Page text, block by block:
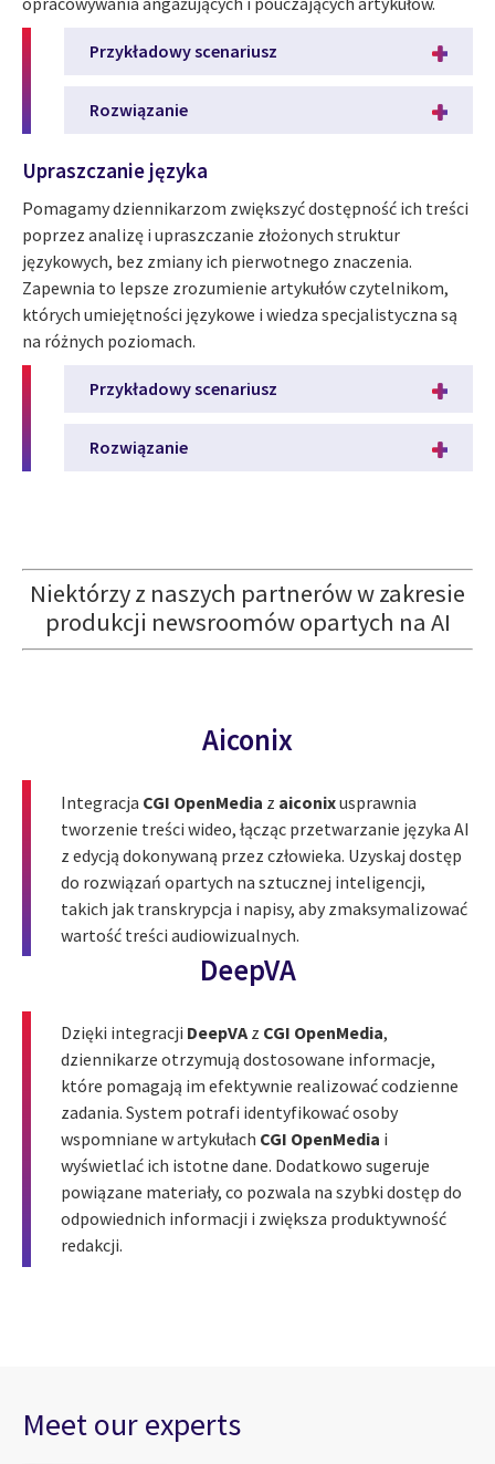
Przykładowy scenariusz
Rozwiązanie
Upraszczanie języka
Pomagamy dziennikarzom zwiększyć dostępność ich treści
poprzez analizę i upraszczanie złożonych struktur
językowych, bez zmiany ich pierwotnego znaczenia.
Zapewnia to lepsze zrozumienie artykułów czytelnikom,
których umiejętności językowe i wiedza specjalistyczna są
na różnych poziomach.
Przykładowy scenariusz
Rozwiązanie
Niektórzy z naszych partnerów w zakresie
produkcji newsroomów opartych na AI
Aiconix
Integracja CGI OpenMedia z aiconixusprawnia
tworzenie treści wideo, łącząc przetwarzanie języka AI
z edycją dokonywaną przez człowieka. Uzyskaj dostęp
do rozwiązań opartych na sztucznej inteligencji,
takich jak transkrypcja i napisy, aby zmaksymalizować
wartość treści audiowizualnych.
DeepVA
Dzięki integracji DeepVA z CGI OpenMedia,
dziennikarze otrzymują dostosowane informacje,
które pomagają im efektywnie realizować codzienne
zadania. System potrafi identyfikować osoby
wspomniane w artykułach CGI OpenMedia i
wyświetlać ich istotne dane. Dodatkowo sugeruje
powiązane materiały, co pozwala na szybki dostęp do
odpowiednich informacji i zwiększa produktywność
redakcji.
Meet our experts